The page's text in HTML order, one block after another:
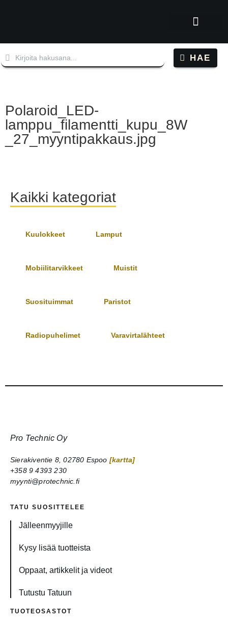
HAE
Polaroid_LED-
lamppu_filamentti_kupu_8W
_27_myyntipakkaus.jpg
Kaikki kategoriat
Kuulokkeet Lamput
Mobiilitarvikkeet Muistit
Suosituimmat Paristot
Radiopuhelimet Varavirtalähteet
Pro Technic Oy
Sierakiventie 8, 02780 Espoo [kartta]
+358 9 4393 230
myynti@protechnic.fi
TATU SUOSITTELEE
Jälleenmyyjille
Kysy lisää tuotteista
Oppaat, artikkelit ja videot
Tutustu Tatuun
TUOTEOSASTOT